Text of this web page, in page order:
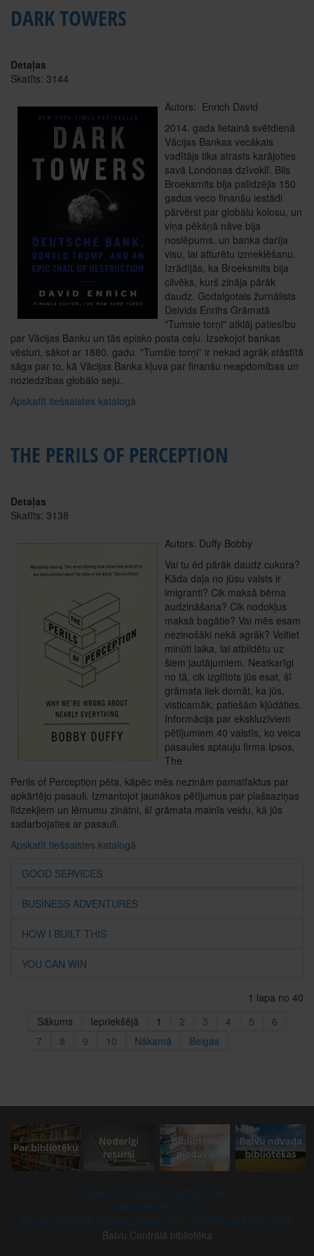
DARK TOWERS
Detaļas
Skatīts: 3144
Autors: Enrich David
2014. gada lietainā svētdienā
Vācijas Bankas vecākais
vadītājs tika atrasts karājoties
savā Londonas dzīvoklī. Bils
Broeksmits bija palīdzējis 150
gadus veco finanšu iestādi
pārvērst par globālu kolosu, un
viņa pēkšņā nāve bija
noslēpums, un banka darīja
visu, lai atturētu izmeklēšanu.
Izrādījās, ka Broeksmits bija
cilvēks, kurš zināja pārāk
daudz. Godalgotais žurnālists
Deivids Enrihs Grāmatā
"Tumsie torņi" atklāj patiesību
par Vācijas Banku un tās episko posta ceļu. Izsekojot bankas
vēsturi, sākot ar 1880. gadu. "Tumšie torņi” ir nekad agrāk stāstītā
sāga par to, kā Vācijas Banka kļuva par finanšu neapdomības un
noziedzības globālo seju.
Apskatīt tiešsaistes katalogā
THE PERILS OF PERCEPTION
Detaļas
Skatīts: 3138
Autors: Duffy Bobby
Vai tu ēd pārāk daudz cukura?
Kāda daļa no jūsu valsts ir
imigranti? Cik maksā bērna
audzināšana? Cik nodokļus
maksā bagātie? Vai mēs esam
nezinošāki nekā agrāk? Veltiet
minūti laika, lai atbildētu uz
šiem jautājumiem. Neatkarīgi
no tā, cik izglītots jūs esat, šī
grāmata liek domāt, ka jūs,
visticamāk, patiešām kļūdāties.
Informācija par ekskluzīviem
pētījumiem 40 valstīs, ko veica
pasaules aptauju firma Ipsos,
The
Perils of Perception pēta, kāpēc mēs nezinām pamatfaktus par
apkārtējo pasauli. Izmantojot jaunākos pētījumus par plašsaziņas
līdzekļiem un lēmumu zinātni, šī grāmata mainīs veidu, kā jūs
sadarbojaties ar pasauli.
Apskatīt tiešsaistes katalogā
GOOD SERVICES
BUSINESS ADVENTURES
HOW I BUILT THIS
YOU CAN WIN
1 lapa no 40
Sākums
Iepriekšējā 1 2 3 4 5
6
7
8 9 10 Nākamā Beigas
Balvu Centrālā bibliotēka